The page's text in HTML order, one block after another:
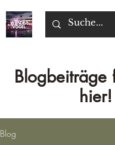
Blogbeiträge
hier!
Blog